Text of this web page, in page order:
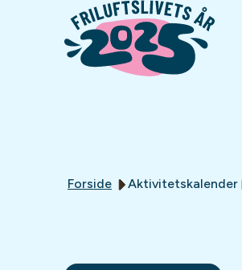
Forside Aktivitetskalender